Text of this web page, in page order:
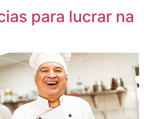
para lucrar na